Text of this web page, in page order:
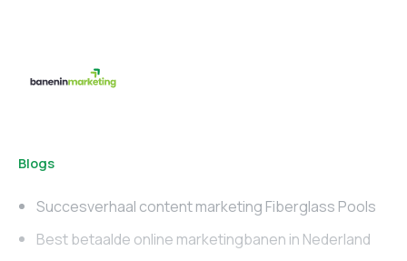
Blogs
Succesverhaal content marketing Fiberglass Pools
Best betaalde online marketingbanen in Nederland